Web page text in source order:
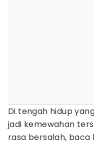
Di tengah hidup
jadi kemewahan
rasa bersalah,